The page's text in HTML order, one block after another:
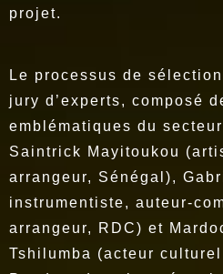
projet.
Le processus de
jury d’experts, composé
emblématiques du
Saintrick Mayitoukou
arrangeur, Sénégal),
instrumentiste, auteur-
arrangeur, RDC) et
Tshilumba (acteur